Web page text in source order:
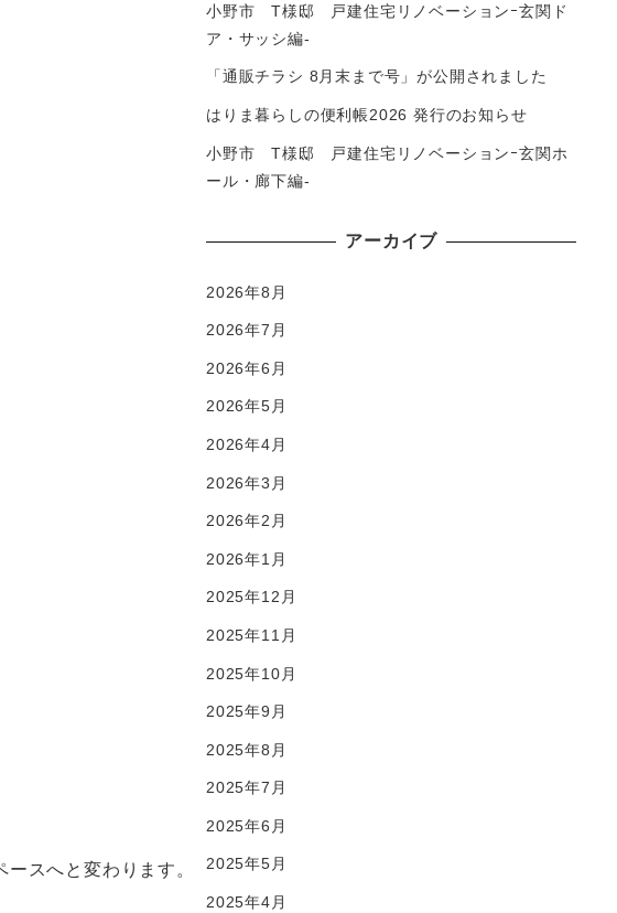
スへと変わります。
小野市 T様邸 戸建住宅リノベーションｰ玄関ド
ア・サッシ編-
「通販チラシ 8月末まで号」が公開されました
はりま暮らしの便利帳2026 発行のお知らせ
小野市 T様邸 戸建住宅リノベーションｰ玄関ホ
ール・廊下編-
アーカイブ
2026年8月
2026年7月
2026年6月
2026年5月
2026年4月
2026年3月
2026年2月
2026年1月
2025年12月
2025年11月
2025年10月
2025年9月
2025年8月
2025年7月
2025年6月
2025年5月
2025年4月